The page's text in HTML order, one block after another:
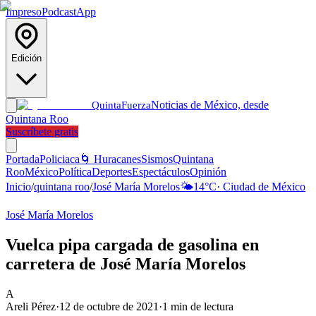
ImpresoPodcastApp
Edición
QuintaFuerzaNoticias de México, desde
Quintana Roo
Suscríbete gratis
PortadaPoliciaca 🌀 HuracanesSismosQuintana
RooMéxicoPolíticaDeportesEspectáculosOpinión
Inicio/quintana roo/José María Morelos🌤️14°C· Ciudad de México
José María Morelos
Vuelca pipa cargada de gasolina en
carretera de José María Morelos
A
Areli Pérez·12 de octubre de 2021 ·1 min de lectura